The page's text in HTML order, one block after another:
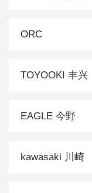
ORC
TOYOOKI 丰兴
EAGLE 今野
kawasaki 川崎